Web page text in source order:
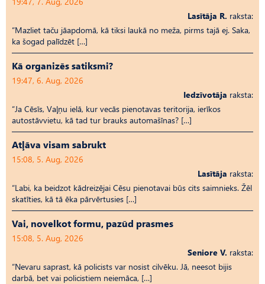
Lasītāja R. raksta:
“Mazliet taču jāapdomā, kā tiksi laukā no meža, pirms tajā ej. Saka,
ka šogad palīdzēt […]
Kā organizēs satiksmi?
19:47, 6. Aug, 2026
Iedzīvotāja raksta:
“Ja Cēsīs, Vaļņu ielā, kur vecās pienotavas teritorija, ierīkos
autostāvvietu, kā tad tur brauks automašīnas? […]
Atļāva visam sabrukt
15:08, 5. Aug, 2026
Lasītāja raksta:
“Labi, ka beidzot kādreizējai Cēsu pienotavai būs cits saimnieks. Žēl
skatīties, kā tā ēka pārvērtusies […]
Vai, novelkot formu, pazūd prasmes
15:08, 5. Aug, 2026
Seniore V. raksta:
“Nevaru saprast, kā policists var nosist cilvēku. Jā, neesot bijis
darbā, bet vai policistiem neiemāca, […]